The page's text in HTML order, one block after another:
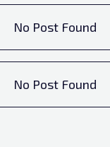
No Post Found
No Post Found